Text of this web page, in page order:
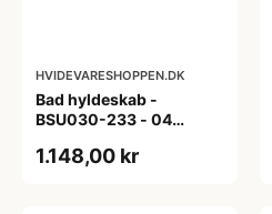
HVIDEVARESHOPPEN.DK
Bad hyldeskab -
BSU030-233 - 04
1.148,00 kr